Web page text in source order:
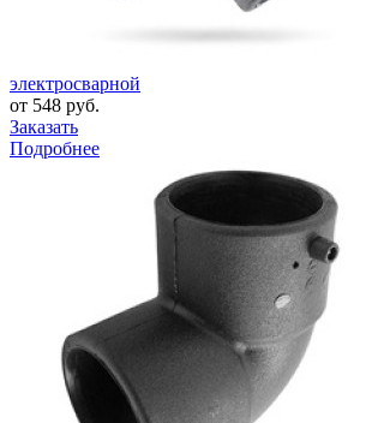
электросварной
от 548 руб.
Заказать
Подробнее